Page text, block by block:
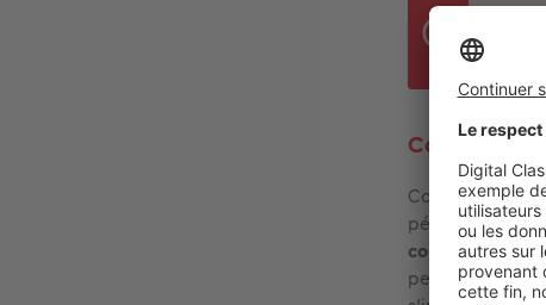
Comment
Comme vous
période où la
couleurs
peut vous